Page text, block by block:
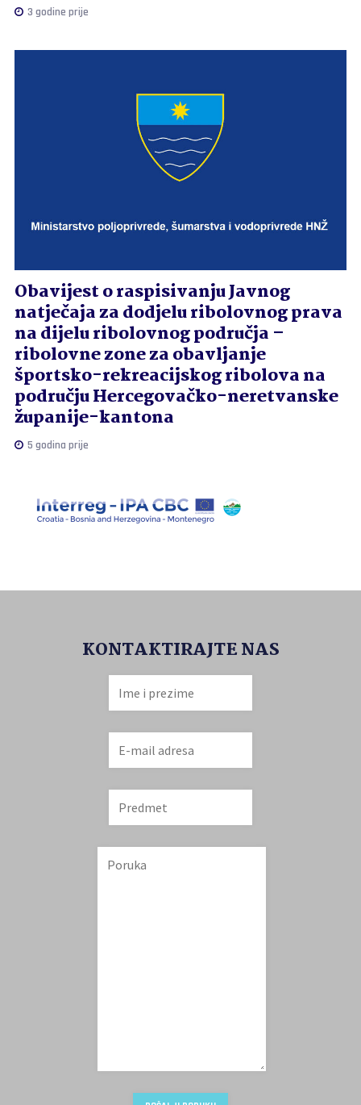
3 godine prije
Obavijest o raspisivanju Javnog
natječaja za dodjelu ribolovnog prava
na dijelu ribolovnog područja –
ribolovne zone za obavljanje
športsko-rekreacijskog ribolova na
području Hercegovačko-neretvanske
županije-kantona
5 godina prije
KONTAKTIRAJTE NAS